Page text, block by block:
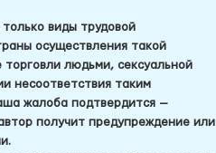
виды трудовой
осуществления такой
людьми, сексуальной
несоответствия таким
жалоба подтвердится —
получит предупреждение или